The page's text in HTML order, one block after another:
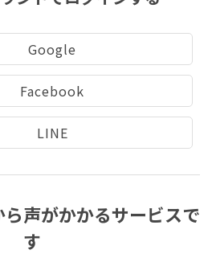
Google
Facebook
LINE
声がかかるサービスで
す